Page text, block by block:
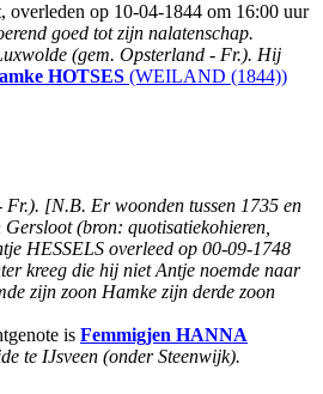
op 10-04-1844 om 16:00 uur
goed tot zijn nalatenschap.
(gem. Opsterland - Fr.). Hij
HOTSES (WEILAND (1844))
[N.B. Er woonden tussen 1735 en
(bron: quotisatiekohieren,
HESSELS overleed op 00-09-1748
kreeg die hij niet Antje noemde naar
zijn zoon Hamke zijn derde zoon
is Femmigjen HANNA
te IJsveen (onder Steenwijk).